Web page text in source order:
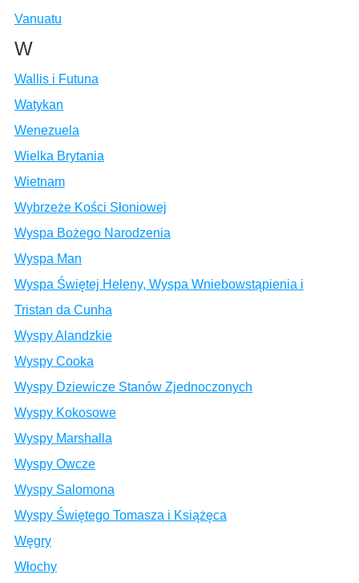
Vanuatu
W
Wallis i Futuna
Watykan
Wenezuela
Wielka Brytania
Wietnam
Wybrzeże Kości Słoniowej
Wyspa Bożego Narodzenia
Wyspa Man
Wyspa Świętej Heleny, Wyspa Wniebowstąpienia i
Tristan da Cunha
Wyspy Alandzkie
Wyspy Cooka
Wyspy Dziewicze Stanów Zjednoczonych
Wyspy Kokosowe
Wyspy Marshalla
Wyspy Owcze
Wyspy Salomona
Wyspy Świętego Tomasza i Książęca
Węgry
Włochy